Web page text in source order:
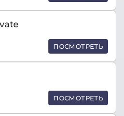
ПОСМОТРЕТЬ
ПОСМОТРЕТЬ